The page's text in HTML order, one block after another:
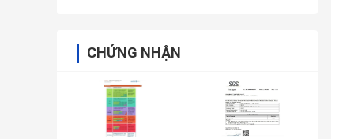
CHỨNG NHẬN